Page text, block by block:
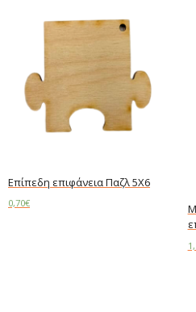
Επίπεδη επιφάνεια Παζλ 5Χ6
0,70€